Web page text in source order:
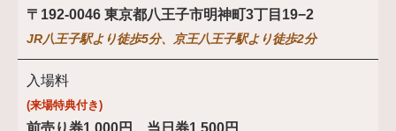
〒192-0046 東京都八王子市明神町3丁目19−2
JR八王子駅より徒歩5分、京王八王子駅より徒歩2分
入場料
(来場特典付き)